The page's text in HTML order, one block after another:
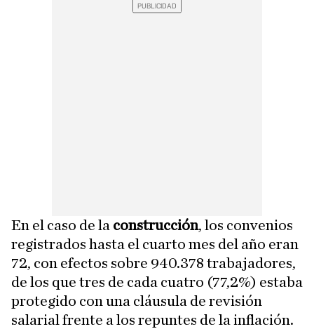
En el caso de la construcción, los convenios
registrados hasta el cuarto mes del año eran
72, con efectos sobre 940.378 trabajadores,
de los que tres de cada cuatro (77,2%) estaba
protegido con una cláusula de revisión
salarial frente a los repuntes de la inflación.